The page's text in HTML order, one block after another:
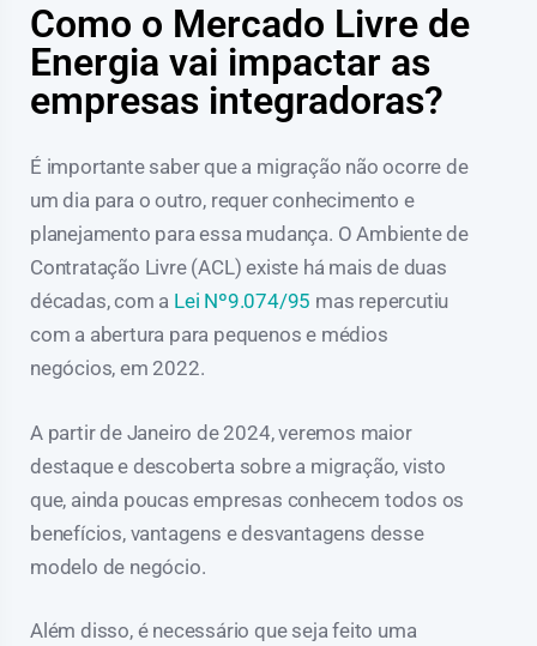
Como o Mercado Livre de
Energia vai impactar as
empresas integradoras?
É importante saber que a migração não ocorre de
um dia para o outro, requer conhecimento e
planejamento para essa mudança. O Ambiente de
Contratação Livre (ACL) existe há mais de duas
décadas, com a Lei Nº9.074/95 mas repercutiu
com a abertura para pequenos e médios
negócios, em 2022.
A partir de Janeiro de 2024, veremos maior
destaque e descoberta sobre a migração, visto
que, ainda poucas empresas conhecem todos os
benefícios, vantagens e desvantagens desse
modelo de negócio.
Além disso, é necessário que seja feito uma